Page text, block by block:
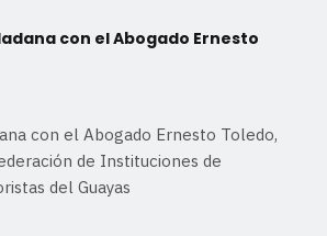
con el Abogado Ernesto
con el Abogado Ernesto Toledo,
de Instituciones de
del Guayas